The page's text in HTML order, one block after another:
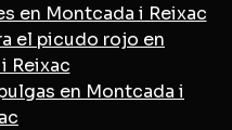
en Montcada i Reixac
el picudo rojo en
Reixac
en Montcada i